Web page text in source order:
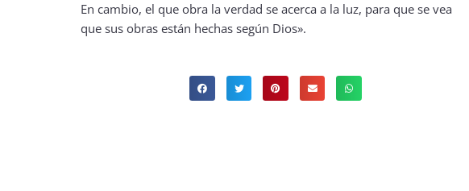
En cambio, el que obra la verdad se acerca a la luz, para que se vea
que sus obras están hechas según Dios».